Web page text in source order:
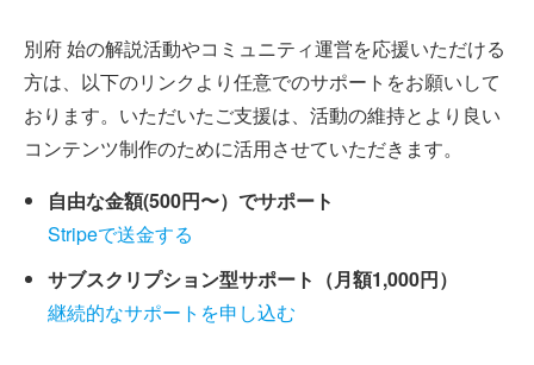
別府 始の解説活動やコミュニティ運営を応援いただける
方は、以下のリンクより任意でのサポートをお願いして
おります。いただいたご支援は、活動の維持とより良い
コンテンツ制作のために活用させていただきます。
自由な金額(500円〜）でサポート
Stripeで送金する
サブスクリプション型サポート（月額1,000円）
継続的なサポートを申し込む